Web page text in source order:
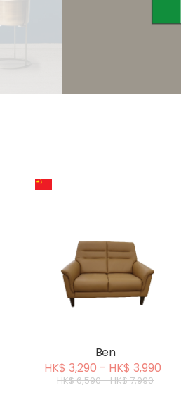
Ben
HK$ 3,290 - HK$ 3,990
HK$ 6,590 - HK$ 7,990